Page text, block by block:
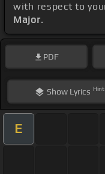
with respect to
Major.
PDF
ShowLyrics Hint
E